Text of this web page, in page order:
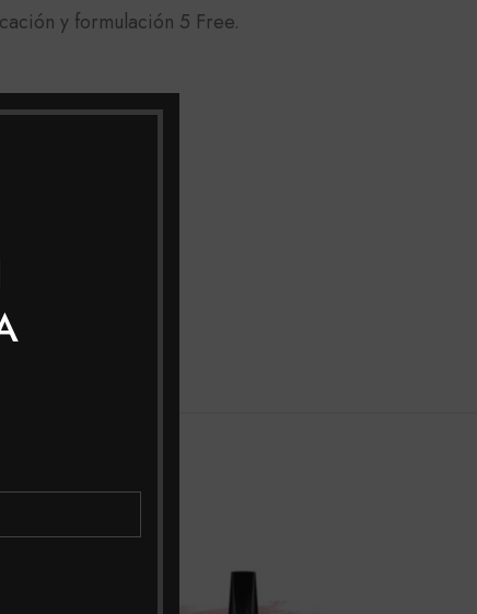
y formulación 5 Free.